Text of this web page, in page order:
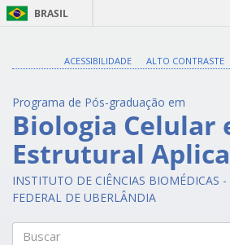
BRASIL
ACESSIBILIDADE
ALTO CONTRASTE
Programa de Pós-graduação em
Biologia Celular
Estrutural
INSTITUTO DE CIÊNCIAS BIOMÉDICAS
FEDERAL DE UBERLÂNDIA